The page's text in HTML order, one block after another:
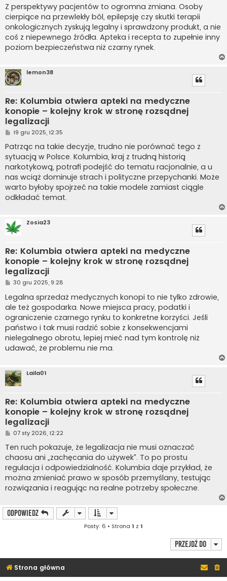
s
t
Z perspektywy pacjentów to ogromna zmiana. Osoby
cierpiące na przewlekły ból, epilepsję czy skutki terapii
onkologicznych zyskują legalny i sprawdzony produkt, a nie
coś z niepewnego źródła. Apteka i recepta to zupełnie inny
poziom bezpieczeństwa niż czarny rynek.
lemon38
Re: Kolumbia otwiera apteki na medyczne
konopie – kolejny krok w stronę rozsądnej
legalizacji
P
s
t
19 gru 2025, 12:35
Patrząc na takie decyzje, trudno nie porównać tego z
sytuacją w Polsce. Kolumbia, kraj z trudną historią
narkotykową, potrafi podejść do tematu racjonalnie, a u
nas wciąż dominuje strach i polityczne przepychanki. Może
warto byłoby spojrzeć na takie modele zamiast ciągle
odkładać temat.
Zosia23
Re: Kolumbia otwiera apteki na medyczne
konopie – kolejny krok w stronę rozsądnej
legalizacji
P
s
t
30 gru 2025, 9:28
Legalna sprzedaż medycznych konopi to nie tylko zdrowie,
ale też gospodarka. Nowe miejsca pracy, podatki i
ograniczenie czarnego rynku to konkretne korzyści. Jeśli
państwo i tak musi radzić sobie z konsekwencjami
nielegalnego obrotu, lepiej mieć nad tym kontrolę niż
udawać, że problemu nie ma.
Laila01
Re: Kolumbia otwiera apteki na medyczne
konopie – kolejny krok w stronę rozsądnej
legalizacji
P
s
t
07 sty 2026, 12:22
Ten ruch pokazuje, że legalizacja nie musi oznaczać
chaosu ani „zachęcania do używek”. To po prostu
regulacja i odpowiedzialność. Kolumbia daje przykład, że
można zmieniać prawo w sposób przemyślany, testując
rozwiązania i reagując na realne potrzeby społeczne.
ODPOWIEDZ
Posty: 6 • Strona 1 z 1
Przejdź do
Strona główna